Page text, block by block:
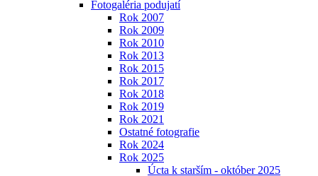
Fotogaléria podujatí
Rok 2007
Rok 2009
Rok 2010
Rok 2013
Rok 2015
Rok 2017
Rok 2018
Rok 2019
Rok 2021
Ostatné fotografie
Rok 2024
Rok 2025
Úcta k starším - október 2025